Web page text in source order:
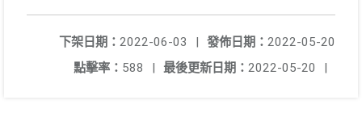
發佈日期： 2022-05-20
下架日期： 2022-06-03
|
最後更新日期： 2022-05-20 |
點擊率： 588 |